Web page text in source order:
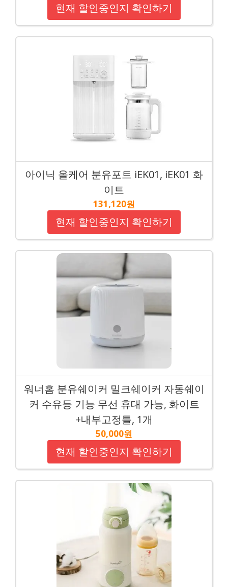
현재 할인중인지 확인하기
아이닉 올케어 분유포트 iEK01, iEK01 화
이트
131,120원
현재 할인중인지 확인하기
워너홈 분유쉐이커 밀크쉐이커 자동쉐이
커 수유등 기능 무선 휴대 가능, 화이트
+내부고정틀, 1개
50,000원
현재 할인중인지 확인하기